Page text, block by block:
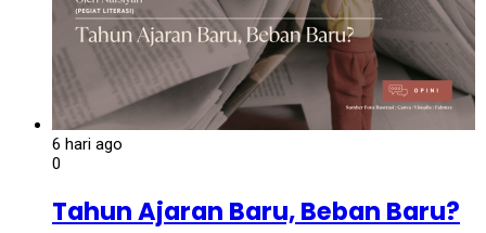
6 hari ago
0
Tahun Ajaran Baru, Beban Baru?